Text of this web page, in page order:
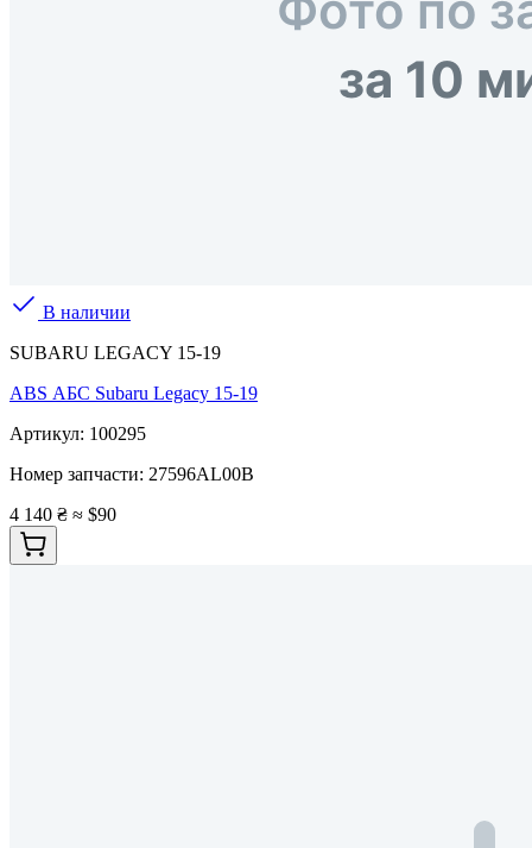
В наличии
SUBARU LEGACY 15-19
ABS АБС Subaru Legacy 15-19
Артикул: 100295
Номер запчасти: 27596AL00B
4 140 ₴ ≈ $90